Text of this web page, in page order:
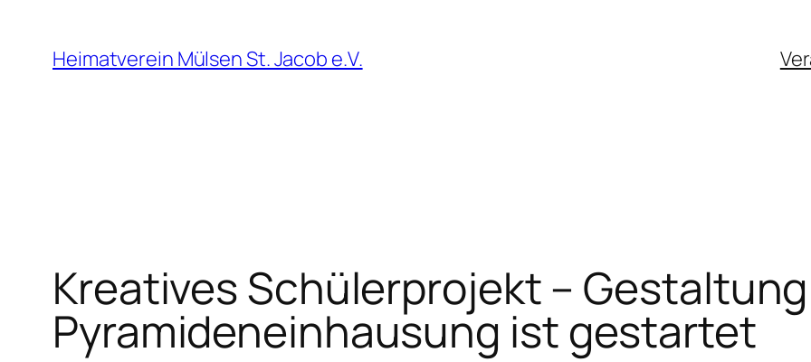
Inhalt
springen
Heimatverein Mülsen St. Jacob e.V.
Kreatives Schülerprojekt – Gestaltung
Pyramideneinhausung ist gestartet